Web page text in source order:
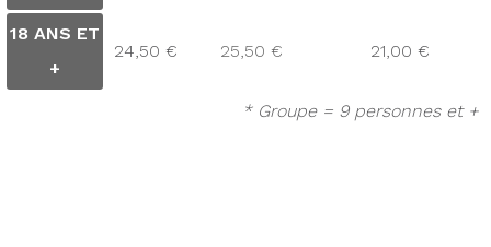
18 ANS ET
+
24,50 € 25,50 € 21,00 €
* Groupe = 9 personnes et +